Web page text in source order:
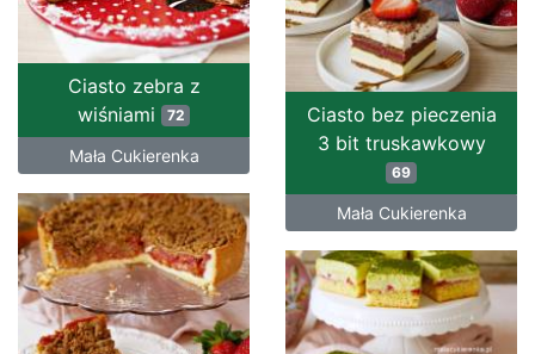
Ciasto zebra z
wiśniami
72
Mała Cukierenka
Ciasto bez pieczenia
3 bit truskawkowy
69
Mała Cukierenka